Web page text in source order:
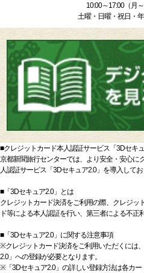
10:00～17:00（月～
土曜・日曜・祝日・
■クレジットカード本人認証サービス「3Dセキ
京都新聞旅行センターでは、より安全・安心に
人認証サービス「3Dセキュア2.0」を導入してお
■「3Dセキュア2.0」とは
クレジットカード決済をご利用の際、クレジッ
ド等による本人認証を行い、第三者による不正
■「3Dセキュア2.0」に関する注意事項
※クレジットカード決済をご利用いただくには
2.0」への登録が必要となります。
※「3Dセキュア2.0」の詳しい登録方法は各カー